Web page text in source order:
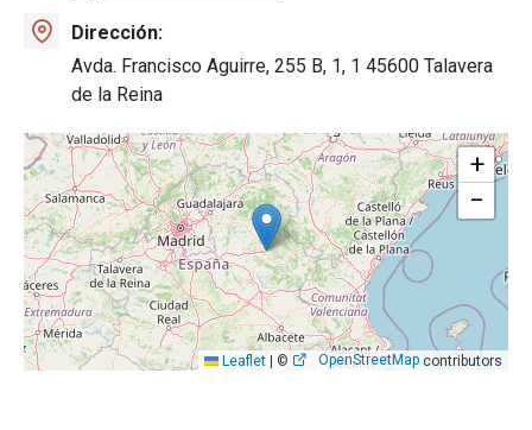
Dirección
Avda. Francisco Aguirre, 255 B, 1, 1 45600 Talavera
de la Reina
+
−
Leaflet © OpenStreetMap contributors